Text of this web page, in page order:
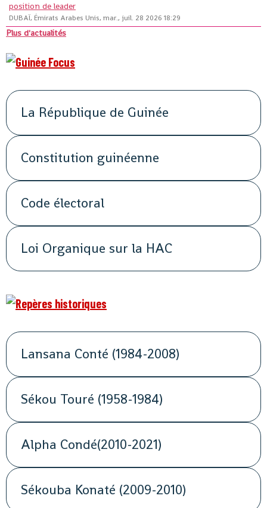
position de leader
DUBAÏ, Émirats Arabes Unis, mar., juil. 28 2026 18:29
Plus d'actualités
La République de Guinée
Constitution guinéenne
Code électoral
Loi Organique sur la HAC
Lansana Conté (1984-2008)
Sékou Touré (1958-1984)
Alpha Condé(2010-2021)
Sékouba Konaté (2009-2010)